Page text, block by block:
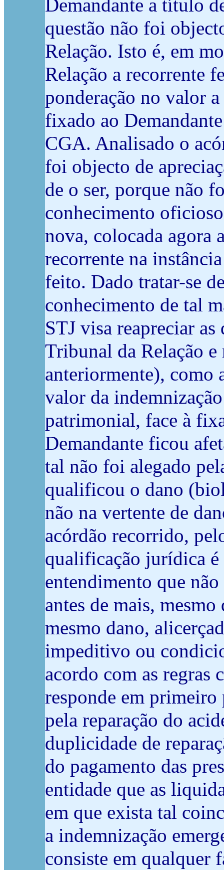
Demandante a título
questão não foi
Relação. Isto é, em
Relação a recorrente
ponderação no valor
fixado ao
CGA. Analisado o
foi objecto de
de o ser, porque não
conhecimento
nova, colocada agora
recorrente na
feito. Dado tratar-se
conhecimento de tal
STJ visa reapreciar
Tribunal da Relação
anteriormente), como
valor da
patrimonial, face à
Demandante ficou
tal não foi alegado
qualificou o dano
não na vertente de
acórdão recorrido,
qualificação jurídica é
entendimento que
antes de mais,
mesmo dano,
impeditivo ou
acordo com as regras
responde em primeiro
pela reparação do
duplicidade de
do pagamento das
entidade que as
em que exista tal
a indemnização
consiste em qualquer